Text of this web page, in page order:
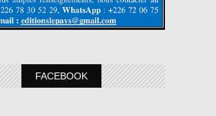
FACEBOOK